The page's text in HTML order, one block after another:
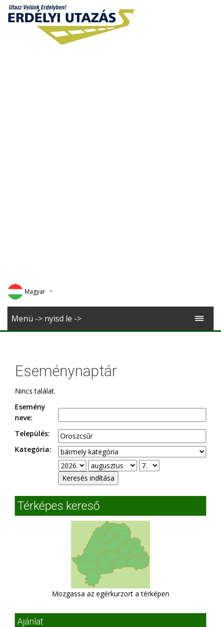
Magyar
Deutsch
Menü -> nyisd le ->
Eseménynaptár
Nincs találat.
Esemény
neve:
Település:
Kategória:
Térképes kereső
Mozgassa az egérkurzort a térképen
Ajánlat